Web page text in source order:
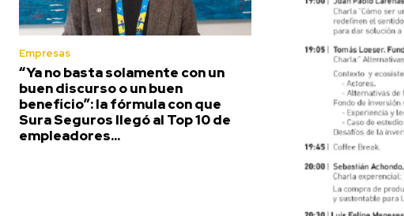
Empresas
“Ya no basta solamente con un
buen discurso o un buen
beneficio”: la fórmula con que
Sura Seguros llegó al Top 10 de
empleadores...